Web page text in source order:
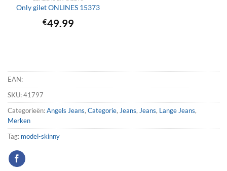
Only gilet ONLINES 15373
€49.99
EAN:
SKU:41797
Categorieën:Angels Jeans, Categorie, Jeans, Jeans, Lange Jeans,
Merken
Tag: model-skinny